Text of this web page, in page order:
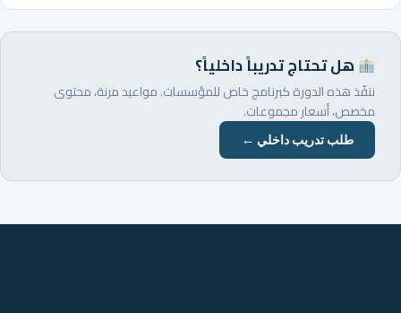
هل تحتاج تدريباً داخلياً؟
ننفّذ هذه الدورة كبرنامج خاص للمؤسسات. مواعيد مرنة، محتوى
مخصص، أسعار مجموعات.
طلب تدريب داخلي ←